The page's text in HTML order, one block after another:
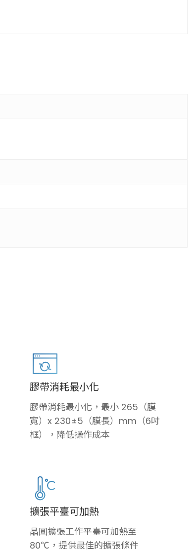
膠帶消耗最小化
膠帶消耗最小化，最小 265（膜
寬）x 230±5（膜長）mm（6吋
框），降低操作成本
擴張平臺可加熱
晶圓擴張工作平臺可加熱至
80℃，提供最佳的擴張條件